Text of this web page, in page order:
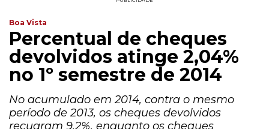
Boa Vista
Percentual de cheques
devolvidos atinge 2,04%
no 1º semestre de 2014
No acumulado em 2014, contra o mesmo
período de 2013, os cheques devolvidos
recuaram 9,2%, enquanto os cheques